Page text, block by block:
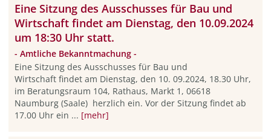
Eine Sitzung des Ausschusses für Bau und
Wirtschaft findet am Dienstag, den 10.09.2024
um 18:30 Uhr statt.
- Amtliche Bekanntmachung -
Eine Sitzung des Ausschusses für Bau und
Wirtschaft findet am Dienstag, den 10. 09.2024, 18.30 Uhr,
im Beratungsraum 104, Rathaus, Markt 1, 06618
Naumburg (Saale) herzlich ein. Vor der Sitzung findet ab
17.00 Uhr ein ... [mehr]